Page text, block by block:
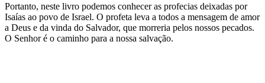
Portanto, neste livro podemos conhecer as profecias deixadas por
Isaías ao povo de Israel. O profeta leva a todos a mensagem de amor
a Deus e da vinda do Salvador, que morreria pelos nossos pecados.
O Senhor é o caminho para a nossa salvação.